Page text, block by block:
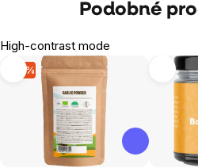
Podobné
High-contrast mode
-17 %